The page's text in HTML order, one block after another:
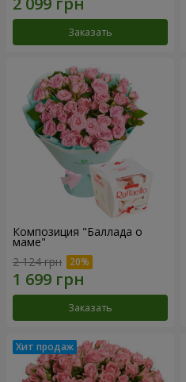
Заказать
Композиция "Баллада о
маме"
2 124 грн
Заказать